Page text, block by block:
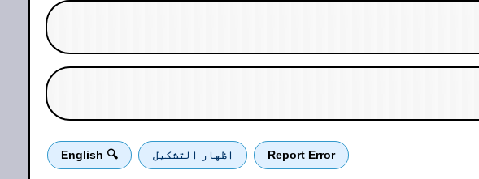
Report Error اظهار التشكيل 🔍 English